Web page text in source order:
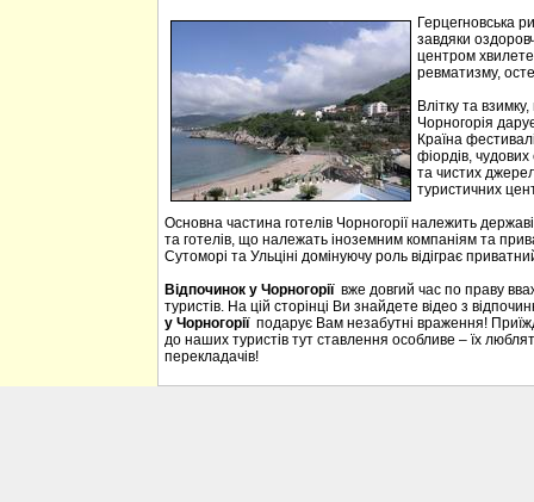
Герцегновська
завдяки
центром
ревматизму,
Влітку та
Чорногорія
Країна
фіордів, чудових
та чистих
туристичних
Основна частина готелів Чорногорії належить
та готелів, що належать іноземним компаніям та
Сутоморі та Ульціні домінуючу роль відіграє
Відпочинок у Чорногорії вже довгий час по праву
туристів. На цій сторінці Ви знайдете відео з
у Чорногоріїподарує Вам незабутні враження!
до наших туристів тут ставлення особливе – їх
перекладачів!